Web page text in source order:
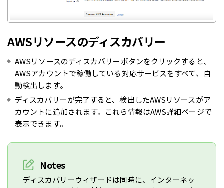
AWSリソースのディスカバリー
AWSリソースのディスカバリーボタンをクリックすると、
AWSアカウントで稼働している対応サービスをすべて、自
動検出します。
ディスカバリーが完了すると、検出したAWSリソースがア
カウントに追加されます。これら情報はAWS詳細ページで
表示できます。
Notes
ディスカバリーウィザードは同時に、インターネッ